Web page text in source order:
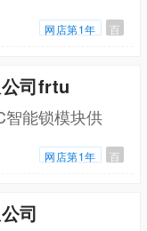
网店第1年 百
司frtu
能锁模块供
网店第1年 百
司